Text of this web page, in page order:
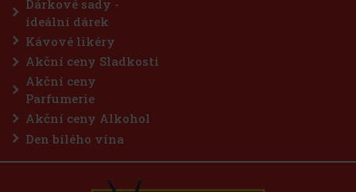
Dárkové sady -
ideální dárek
Kávové likéry
Akční ceny Sladkosti
Akční ceny
Parfumerie
Akční ceny Alkohol
Den bílého vína